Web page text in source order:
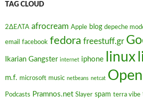
TAG CLOUD
2ΔΕΛΤΑ afrocream Apple blog depeche
email facebook fedora freestuff.gr
Ikarian Gangster internet iphone linux
m.f. microsoft music netbeans netcat
Podcasts Pramnos.net Slayer spam terra vibe